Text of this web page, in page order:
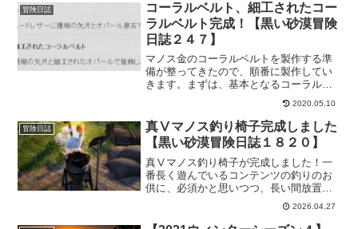
ら、海ポチャしなかった…。という珍し
いバグに遭遇しました。
冒険日誌
コーラルベルト、細工されたコー
ラルベルト完成！【黒い砂漠冒険
日誌２４７】
マノス金のコーラルベルトを製作する準
備が整ってきたので、順番に製作してい
きます。まずは、基本となるコーラルベ
ルトから。素材は、前回で集めているの
で労働者にお願いするだけｗいいもの作
ってくれるでしょう。コーラルベルトが
出来たら、細工されたコーラルベルトを
作るために加工したりして製作してもら
います。待ってる間にも、素材集めやら
でめちゃ楽しいです。
2020.05.10
冒険日誌
真Ⅴマノス釣り椅子完成しました
【黒い砂漠冒険日誌１８２０】
真Ⅴマノス釣り椅子が完成しました！一
番長く遊んでいるコンテンツの釣りのお
供に、必須かと思いつつ、長い間放置し
てました。でも、せっかく作ったのだか
らこれからはどんどん活躍させて上げた
いですね！いよいと釣り放置が捗りそう
2026.04.27